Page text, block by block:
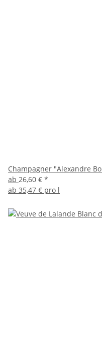
Champagner "Alexandre
ab 26,60 € *
ab 35,47 € pro l